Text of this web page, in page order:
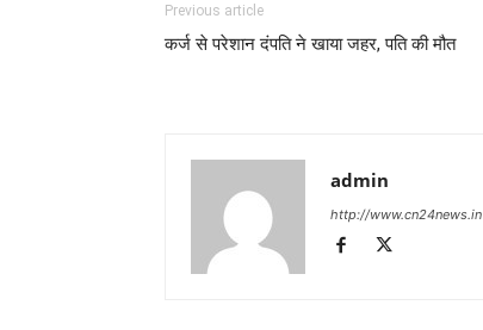
Previous article
कर्ज से परेशान दंपति ने खाया जहर, पति की मौत
admin
http://www.cn24news.in